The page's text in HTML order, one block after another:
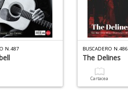
N.487 BUSCADERO N.486
The Delines
Cartacea